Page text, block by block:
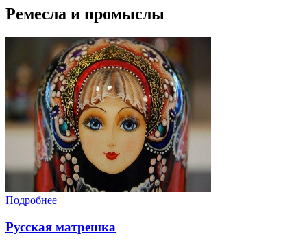
Ремесла и промыслы
Подробнее
Русская матрешка